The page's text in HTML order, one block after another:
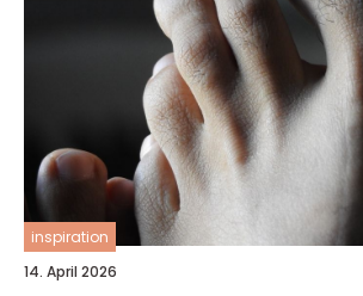
inspiration
14. April 2026